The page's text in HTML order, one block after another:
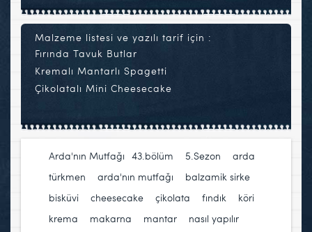
Malzeme listesi ve yazılı tarif için :
Fırında Tavuk Butlar
Kremalı Mantarlı Spagetti
Çikolatalı Mini Cheesecake
Arda'nın Mutfağı 43.bölüm 5.Sezon
arda
türkmen
arda'nın mutfağı balzamik sirke
bisküvi
cheesecake çikolata fındık köri
krema
makarna mantar nasıl yapılır